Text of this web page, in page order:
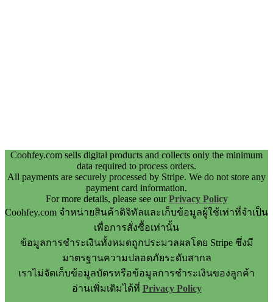
Coohfey.com sells digital products and collects only the minimum
data required to process orders.
All payments are securely processed by Stripe. We do not store any
payment card information.
For more details, please see ourPrivacy Policy
Coohfey.com จำหน่ายสินค้าดิจิทัลและเก็บข้อมูลผู้ใช้เท่าที่จำเป็น
เพื่อการสั่งซื้อเท่านั้น
ข้อมูลการชำระเงินทั้งหมดถูกประมวลผลโดย Stripe ซึ่งมี
มาตรฐานความปลอดภัยระดับสากล
เราไม่จัดเก็บข้อมูลบัตรหรือข้อมูลการชำระเงินของลูกค้า
อ่านเพิ่มเติมได้ที่ Privacy Policy